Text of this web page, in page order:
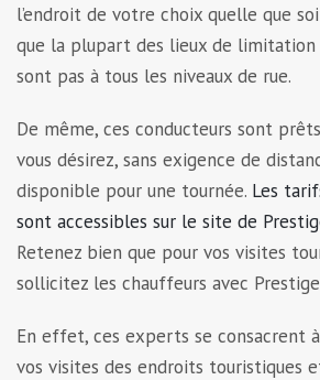
l’endroit de votre choix quelle que
que la plupart des lieux de limitation
sont pas à tous les niveaux de rue.
De même, ces conducteurs sont
vous désirez, sans exigence de
disponible pour une tournée. Les
sont accessibles sur le site de
Retenez bien que pour vos visites
sollicitez les chauffeurs avec
En effet, ces experts se consacrent
vos visites des endroits touristiques